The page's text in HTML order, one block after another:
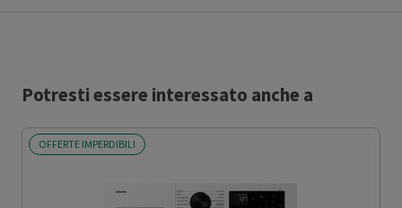
Potresti essere interessato anche a
OFFERTE IMPERDIBILI